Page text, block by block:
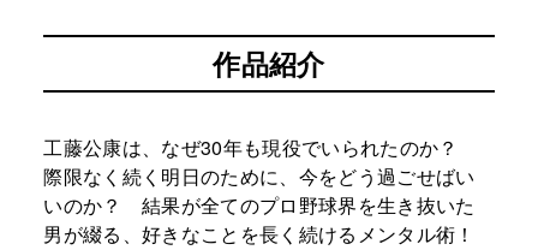
作品紹介
工藤公康は、なぜ30年も現役でいられたのか？
際限なく続く明日のために、今をどう過ごせばい
いのか？ 結果が全てのプロ野球界を生き抜いた
男が綴る、好きなことを長く続けるメンタル術！